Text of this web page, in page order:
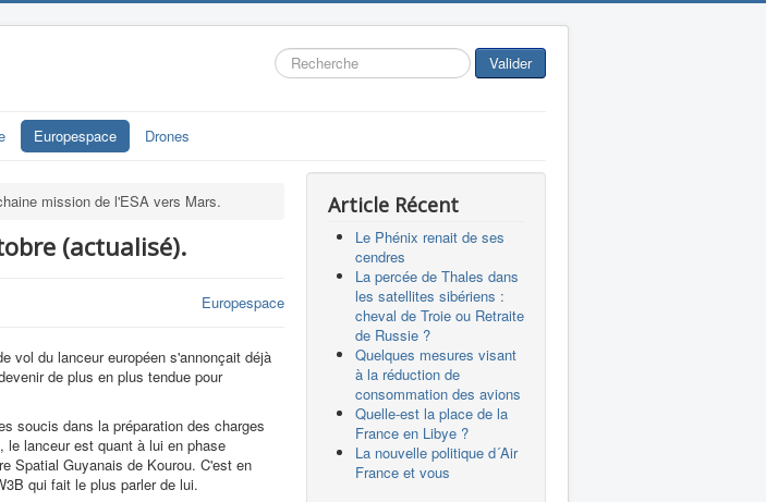
Rechercher Valider
Europespace Drones
mission de l'ESA vers Mars.
(actualisé).
Europespace
vol du lanceur européen s'annonçait déjà
de plus en plus tendue pour
soucis dans la préparation des charges
le lanceur est quant à lui en phase
Spatial Guyanais de Kourou. C'est en
qui fait le plus parler de lui.
Article Récent
Le Phénix renait de ses
cendres
La percée de Thales dans
les satellites sibériens :
cheval de Troie ou Retraite
de Russie ?
Quelques mesures visant
à la réduction de
consommation des avions
Quelle-est la place de la
France en Libye ?
La nouvelle politique d´Air
France et vous